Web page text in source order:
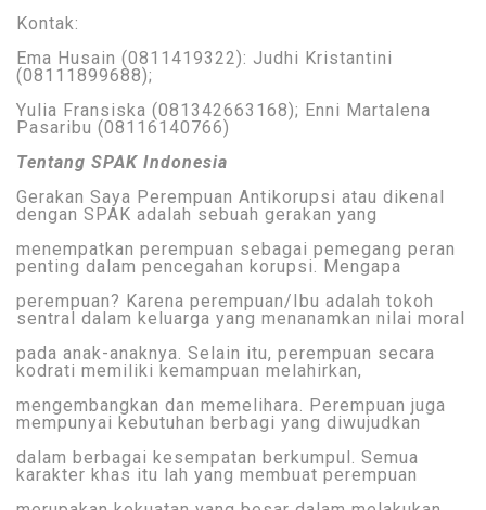
Kontak:
Ema Husain (0811419322): Judhi Kristantini
(08111899688);
Yulia Fransiska (081342663168); Enni Martalena
Pasaribu (08116140766)
Tentang SPAK Indonesia
Gerakan Saya Perempuan Antikorupsi atau dikenal
dengan SPAK adalah sebuah gerakan yang
menempatkan perempuan sebagai pemegang peran
penting dalam pencegahan korupsi. Mengapa
perempuan? Karena perempuan/Ibu adalah tokoh
sentral dalam keluarga yang menanamkan nilai moral
pada anak-anaknya. Selain itu, perempuan secara
kodrati memiliki kemampuan melahirkan,
mengembangkan dan memelihara. Perempuan juga
mempunyai kebutuhan berbagi yang diwujudkan
dalam berbagai kesempatan berkumpul. Semua
karakter khas itu lah yang membuat perempuan